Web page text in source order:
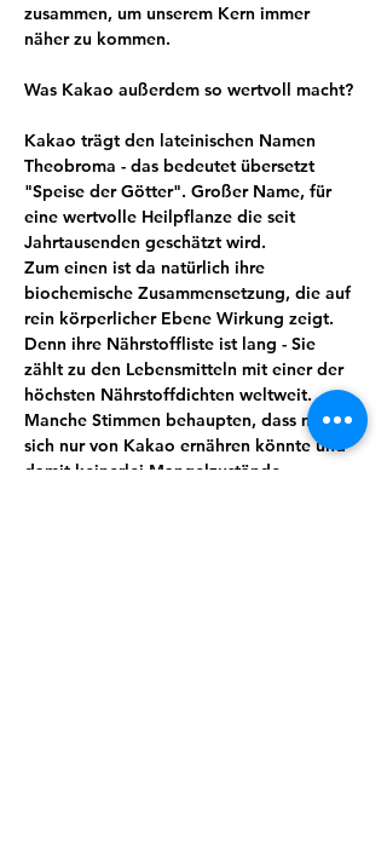
zusammen, um unserem Kern immer
näher zu kommen.
Was Kakao außerdem so wertvoll macht?
Kakao trägt den lateinischen Namen
Theobroma - das bedeutet übersetzt
"Speise der Götter". Großer Name, für
eine wertvolle Heilpflanze die seit
Jahrtausenden geschätzt wird.
Zum einen ist da natürlich ihre
biochemische Zusammensetzung, die auf
rein körperlicher Ebene Wirkung zeigt.
Denn ihre Nährstoffliste ist lang - Sie
zählt zu den Lebensmitteln mit einer der
höchsten Nährstoffdichten weltweit.
Manche Stimmen behaupten, dass man
sich nur von Kakao ernähren könnte und
damit keinerlei Mangelzustände